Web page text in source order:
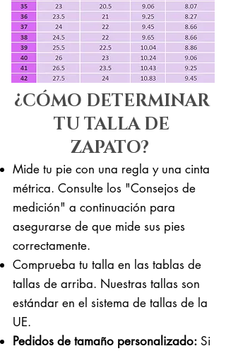
¿CÓMO DETERMINAR
TU TALLA DE
ZAPATO?
Mide tu pie con una regla y una cinta
métrica. Consulte los "Consejos de
medición" a continuación para
asegurarse de que mide sus pies
correctamente. ​​
Comprueba tu talla en las tablas de
tallas de arriba. Nuestras tallas son
estándar en el sistema de tallas de la
UE.
Pedidos de tamaño personalizado: Si